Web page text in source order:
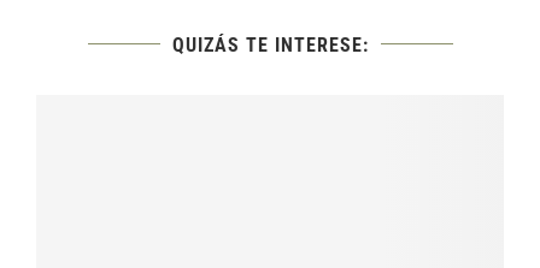
QUIZÁS TE INTERESE: